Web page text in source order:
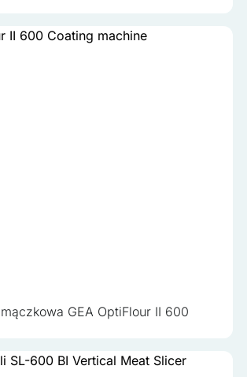
GEA OptiFlour II 600